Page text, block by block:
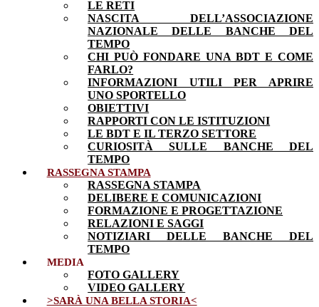
LE RETI
NASCITA DELL’ASSOCIAZIONE
NAZIONALE DELLE BANCHE DEL
TEMPO
CHI PUÒ FONDARE UNA BDT E COME
FARLO?
INFORMAZIONI UTILI PER APRIRE
UNO SPORTELLO
OBIETTIVI
RAPPORTI CON LE ISTITUZIONI
LE BDT E IL TERZO SETTORE
CURIOSITÀ SULLE BANCHE DEL
TEMPO
RASSEGNA STAMPA
RASSEGNA STAMPA
DELIBERE E COMUNICAZIONI
FORMAZIONE E PROGETTAZIONE
RELAZIONI E SAGGI
NOTIZIARI DELLE BANCHE DEL
TEMPO
MEDIA
FOTO GALLERY
VIDEO GALLERY
>SARÀ UNA BELLA STORIA<